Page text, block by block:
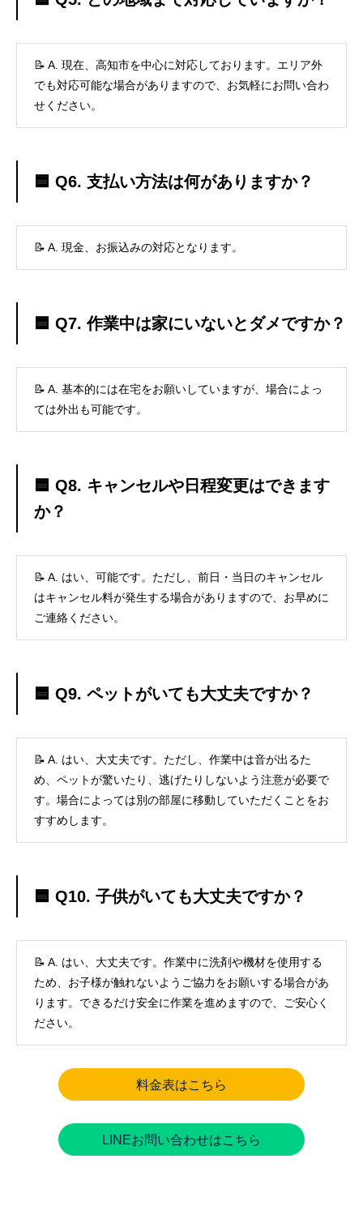
📝 A. 現在、高知市を中心に対応しております。エリア外
でも対応可能な場合がありますので、お気軽にお問い合わ
せください。
🟦 Q6. 支払い方法は何がありますか？
📝 A. 現金、お振込みの対応となります。
🟦 Q7. 作業中は家にいないとダメですか？
📝 A. 基本的には在宅をお願いしていますが、場合によっ
ては外出も可能です。
🟦 Q8. キャンセルや日程変更はできます
か？
📝 A. はい、可能です。ただし、前日・当日のキャンセル
はキャンセル料が発生する場合がありますので、お早めに
ご連絡ください。
🟦 Q9. ペットがいても大丈夫ですか？
📝 A. はい、大丈夫です。ただし、作業中は音が出るた
め、ペットが驚いたり、逃げたりしないよう注意が必要で
す。場合によっては別の部屋に移動していただくことをお
すすめします。
🟦 Q10. 子供がいても大丈夫ですか？
📝 A. はい、大丈夫です。作業中に洗剤や機材を使用する
ため、お子様が触れないようご協力をお願いする場合があ
ります。できるだけ安全に作業を進めますので、ご安心く
ださい。
料金表はこちら
LINEお問い合わせはこちら